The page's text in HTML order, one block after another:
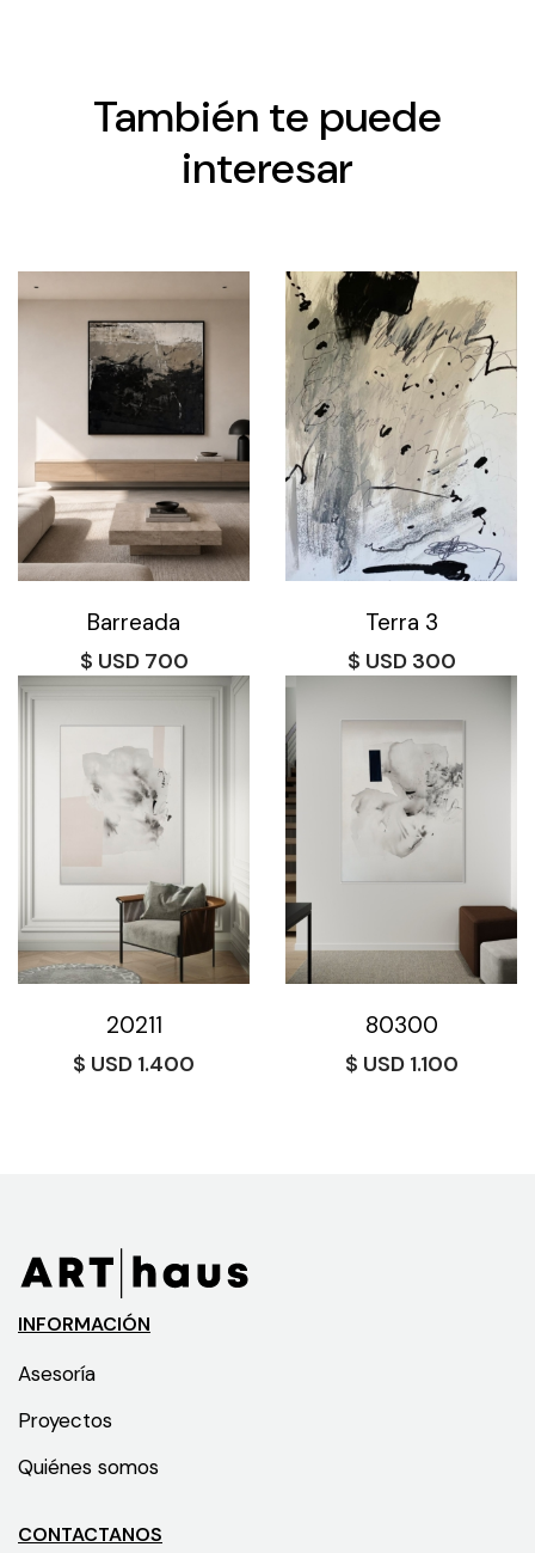
También te puede
interesar
Barreada
$ 700
Terra 3
$ 300
20211
$ 1.400
80300
$ 1.100
INFORMACIÓN
Asesoría
Proyectos
Quiénes somos
CONTACTANOS